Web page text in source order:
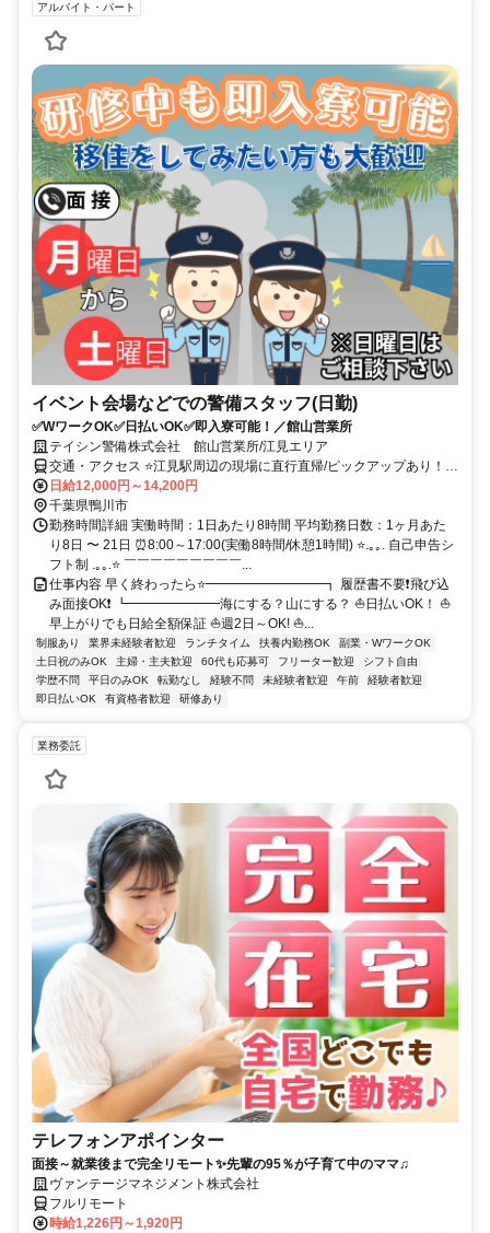
アルバイト・パート
イベント会場などでの警備スタッフ(日勤)
✅WワークOK✅日払いOK✅即入寮可能！／館山営業所
テイシン警備株式会社 館山営業所/江見エリア
交通・アクセス ⭐江見駅周辺の現場に直行直帰/ピックアップあり！移
動の心配は不要です♪
日給12,000円～14,200円
千葉県鴨川市
勤務時間詳細 実働時間：1日あたり8時間 平均勤務日数：1ヶ月あた
り8日 〜 21日 ⏰8:00～17:00(実働8時間/休憩1時間) ⭐.｡｡. 自己申告シ
フト制 .｡｡.⭐ ￣￣￣￣￣￣￣￣￣...
仕事内容 早く終わったら⭐━━━━━━━━━┓ 履歴書不要❗飛び込
み面接OK❗ ┗━━━━━━━海にする？山にする？ ⛵日払いOK！ ⛵
早上がりでも日給全額保証 ⛵週2日～OK! ⛵...
制服あり 業界未経験者歓迎 ランチタイム 扶養内勤務OK
副業・WワークOK
土日祝のみOK
主婦・主夫歓迎 60代も応募可 フリーター歓迎
シフト自由
学歴不問
平日のみOK 転勤なし 経験不問 未経験者歓迎 午前
経験者歓迎
即日払いOK
有資格者歓迎 研修あり
業務委託
テレフォンアポインター
面接～就業後まで完全リモート✨先輩の95％が子育て中のママ♫
ヴァンテージマネジメント株式会社
フルリモート
時給1,226円～1,920円